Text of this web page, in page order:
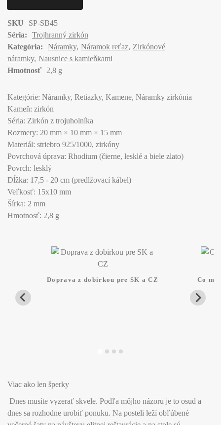
SKU
SP-SB45
Séria:
Trojhranný zirkón
Kategória:
Náramky Náramok reťaz Zirkónové
náramky Nausnice s kamieňkami
Hmotnosť
2,8 g
Kategórie: Náramky, Retiazky, Kamene, Náramky zirkónia
Kameň: zirkón
Séria: Zirkón z trojuholníka
Rozmery: 20 mm × 10 mm × 15 mm
Materiál: striebro 925/1000, zirkóny
Povrchová úprava: Rhodium (čierne, lesklé a biele zlato)
Povrch: lesklý
Dĺžka: 17,5 - 20 cm (predlžovací kábel)
Veľkosť: 15x10 mm
Šírka: 2 mm
Hmotnosť: 2,8 g
Doprava z dobirkou pre SK a CZ Co
Viac ako len šperky
Dnes musíte vyzerať skvele. Podľa môjho názoru je to osud a
dnes sa rozhodne urobiť ponuku. Na posteli leží obľúbené